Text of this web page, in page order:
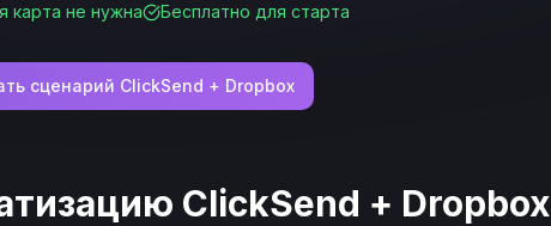
карта не нужна Бесплатно для старта
сценарий ClickSend + Dropbox
ClickSend + Dropbox